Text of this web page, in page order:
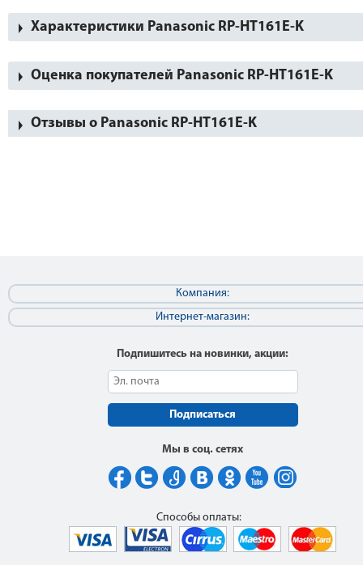
Характеристики Panasonic RP-HT161E-K
Оценка покупателей Panasonic RP-HT161E-K
Отзывы о Panasonic RP-HT161E-K
Компания:
Интернет-магазин:
Подпишитесь на новинки, акции:
Подписаться
Мы в соц. сетях
Способы оплаты: